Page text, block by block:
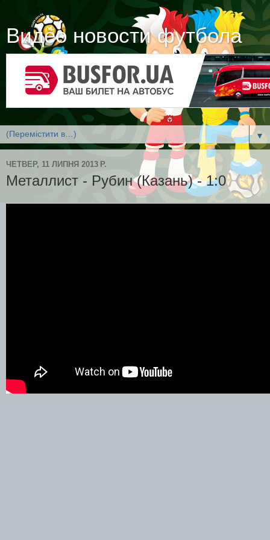
Видео новости футбола
▼
ЧЕТВЕР, 11 ЛИПНЯ 2013 Р.
Металлист - Рубин (Казань) - 1:0